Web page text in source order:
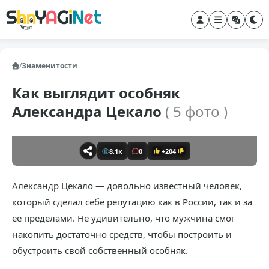
/Знаменитости
Как выглядит особняк
Александра Цекало ( 5 фото )
8,1к 0 +204
Александр Цекало — довольно известный человек,
который сделал себе репутацию как в России, так и за
ее пределами. Не удивительно, что мужчина смог
накопить достаточно средств, чтобы построить и
обустроить свой собственный особняк.